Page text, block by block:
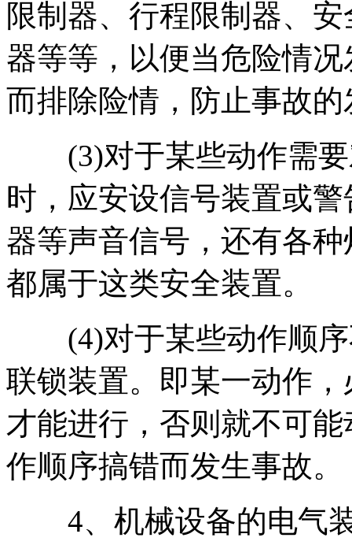
限制器、行程限制器、
器等等，以便当危险情
而排除险情，防止事故的
(3)对于某些动作需要
时，应安设信号装置或
器等声音信号，还有各
都属于这类安全装置。
(4)对于某些动作顺序
联锁装置。即某一动作
才能进行，否则就不可
作顺序搞错而发生事故。
4、机械设备的电气装